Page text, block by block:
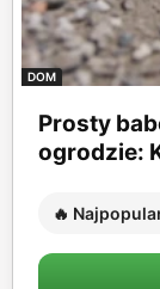
DOM
Prosty
ogrodzie:
🔥